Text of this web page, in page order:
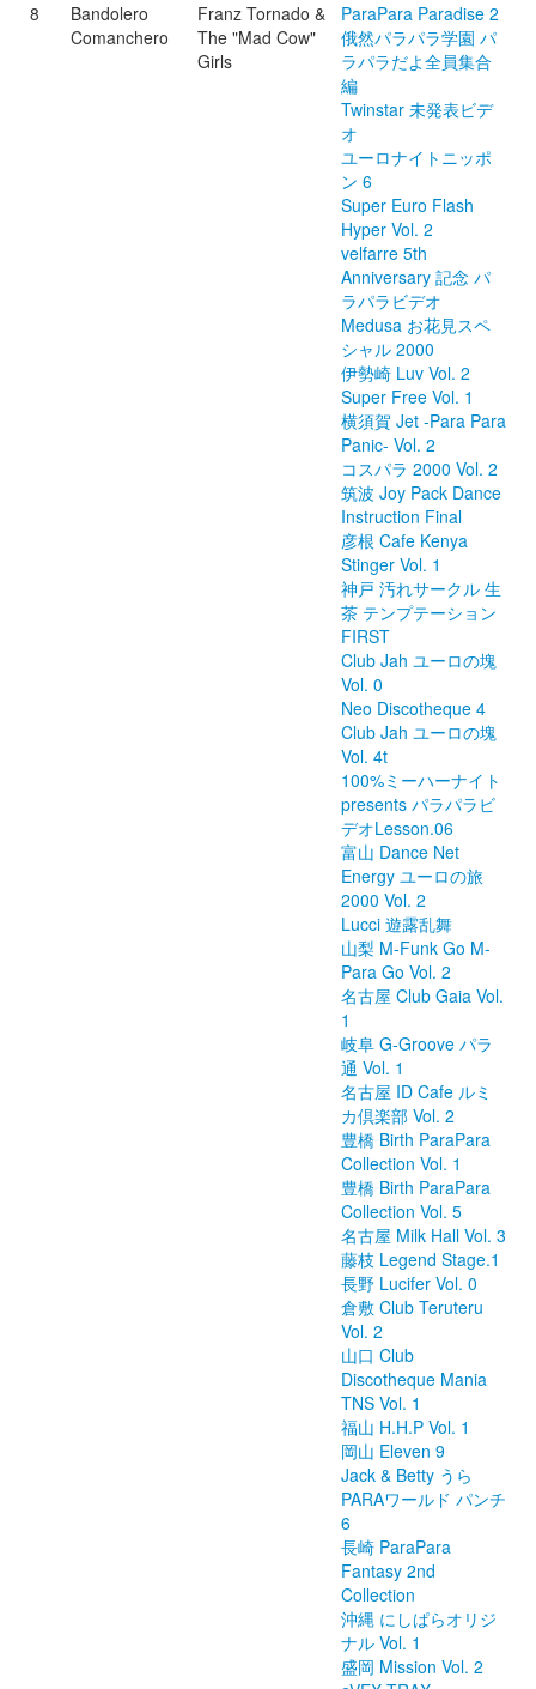
8
Bandolero
Comanchero
Franz Tornado &
The "Mad Cow"
Girls
ParaPara Paradise 2
俄然パラパラ学園 パ
ラパラだよ全員集合
編
Twinstar 未発表ビデ
オ
ユーロナイトニッポ
ン 6
Super Euro Flash
Hyper Vol. 2
velfarre 5th
Anniversary 記念 パ
ラパラビデオ
Medusa お花見スペ
シャル 2000
伊勢崎 Luv Vol. 2
Super Free Vol. 1
横須賀 Jet -Para Para
Panic- Vol. 2
コスパラ 2000 Vol. 2
筑波 Joy Pack Dance
Instruction Final
彦根 Cafe Kenya
Stinger Vol. 1
神戸 汚れサークル 生
茶 テンプテーション
FIRST
Club Jah ユーロの塊
Vol. 0
Neo Discotheque 4
Club Jah ユーロの塊
Vol. 4t
100%ミーハーナイト
presents パラパラビ
デオLesson.06
富山 Dance Net
Energy ユーロの旅
2000 Vol. 2
Lucci 遊露乱舞
山梨 M-Funk Go M-
Para Go Vol. 2
名古屋 Club Gaia Vol.
1
岐阜 G-Groove パラ
通 Vol. 1
名古屋 ID Cafe ルミ
カ倶楽部 Vol. 2
豊橋 Birth ParaPara
Collection Vol. 1
豊橋 Birth ParaPara
Collection Vol. 5
名古屋 Milk Hall Vol. 3
藤枝 Legend Stage.1
長野 Lucifer Vol. 0
倉敷 Club Teruteru
Vol. 2
山口 Club
Discotheque Mania
TNS Vol. 1
福山 H.H.P Vol. 1
岡山 Eleven 9
Jack & Betty うら
PARAワールド パンチ
6
長崎 ParaPara
Fantasy 2nd
Collection
沖縄 にしぱらオリジ
ナル Vol. 1
盛岡 Mission Vol. 2